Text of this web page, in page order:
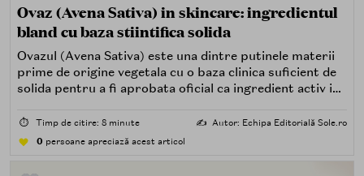
Ovaz (Avena Sativa) in skincare: ingredientul
bland cu baza stiintifica solida
Ovazul (Avena Sativa) este una dintre putinele materii
prime de origine vegetala cu o baza clinica suficient de
solida pentru a fi aprobata oficial ca ingredient activ in
atopice. In dermatologie, ovazul coloidal - forma sa
prelucrata si standardizata - este recunoscut de FDA
⏱️ Timp de citire: 8 minute ✍️ Autor: Echipa Editorială Sole.ro
0 persoane apreciază acest articol